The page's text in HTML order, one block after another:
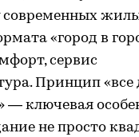
современных
«город в
сервис
Принцип
— ключевая
не просто